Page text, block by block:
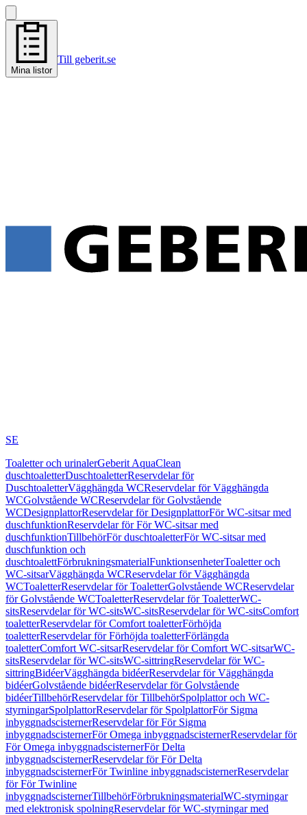
Mina listor
Till geberit.se
SE
Toaletter och urinalerGeberit AquaClean
duschtoaletterDuschtoaletterReservdelar för
DuschtoaletterVägghängda WCReservdelar för Vägghängda
WCGolvstående WCReservdelar för Golvstående
WCDesignplattorReservdelar för DesignplattorFör WC-sitsar med
duschfunktionReservdelar för För WC-sitsar med
duschfunktionTillbehörFör duschtoaletterFör WC-sitsar med
duschfunktion och
duschtoalettFörbrukningsmaterialFunktionsenheterToaletter och
WC-sitsarVägghängda WCReservdelar för Vägghängda
WCToaletterReservdelar för ToaletterGolvstående WCReservdelar
för Golvstående WCToaletterReservdelar för ToaletterWC-
sitsReservdelar för WC-sitsWC-sitsReservdelar för WC-sitsComfort
toaletterReservdelar för Comfort toaletterFörhöjda
toaletterReservdelar för Förhöjda toaletterFörlängda
toaletterComfort WC-sitsarReservdelar för Comfort WC-sitsarWC-
sitsReservdelar för WC-sitsWC-sittringReservdelar för WC-
sittringBidéerVägghängda bidéerReservdelar för Vägghängda
bidéerGolvstående bidéerReservdelar för Golvstående
bidéerTillbehörReservdelar för TillbehörSpolplattor och WC-
styrningarSpolplattorReservdelar för SpolplattorFör Sigma
inbyggnadscisternerReservdelar för För Sigma
inbyggnadscisternerFör Omega inbyggnadscisternerReservdelar för
För Omega inbyggnadscisternerFör Delta
inbyggnadscisternerReservdelar för För Delta
inbyggnadscisternerFör Twinline inbyggnadscisternerReservdelar
för För Twinline
inbyggnadscisternerTillbehörFörbrukningsmaterialWC-styrningar
med elektronisk spolningReservdelar för WC-styrningar med